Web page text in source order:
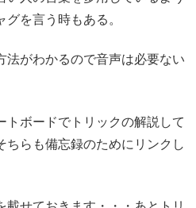
を言う時もある。
法がわかるので音声は必要ない
トボードでトリックの解説して
ちらも備忘録のためにリンクし